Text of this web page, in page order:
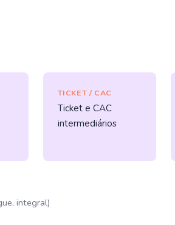
TICKET / CAC
Ticket e CAC
intermediários
integral)